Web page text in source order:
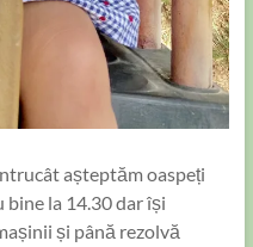
așteptăm oaspeți
la 14.30 dar își
și până rezolvă